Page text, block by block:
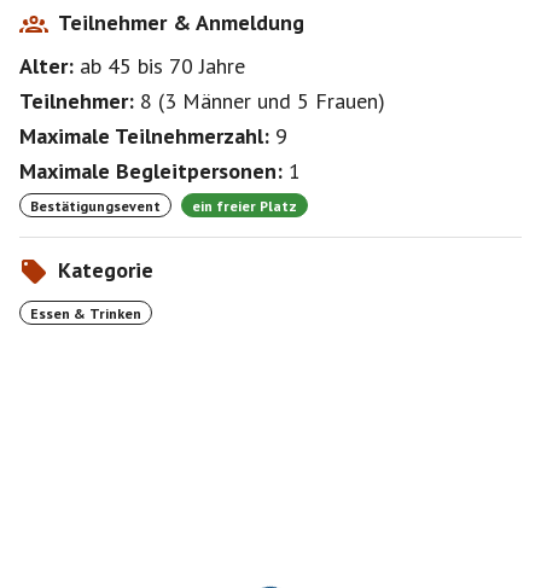
Teilnehmer & Anmeldung
Alter: ab 45 bis 70Jahre
Teilnehmer: 8 (3 Männer und 5 Frauen)
Maximale Teilnehmerzahl: 9
Maximale Begleitpersonen: 1
Bestätigungsevent ein freier Platz
Kategorie
Essen & Trinken